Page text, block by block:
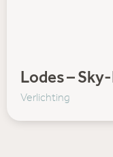
Lodes –
Verlichting